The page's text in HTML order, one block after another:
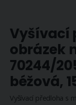
na
začátek
galerie
s
obrázky
Vyšívací
obrázek
70244/
béžová,
Vyšívací předloha s